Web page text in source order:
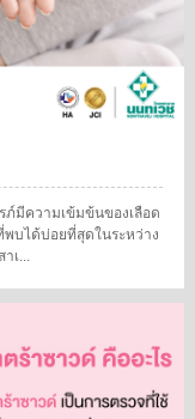
ภ์มีความเข้มข้นของเลือด
บได้บ่อยที่สุดในระหว่าง
เ...